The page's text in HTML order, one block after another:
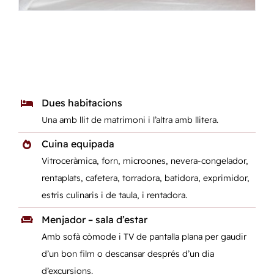
Dues habitacions
Una amb llit de matrimoni i l’altra amb llitera.
Cuina equipada
Vitroceràmica, forn, microones, nevera-congelador,
rentaplats, cafetera, torradora, batidora, exprimidor,
estris culinaris i de taula, i rentadora.
Menjador – sala d’estar
Amb sofà còmode i TV de pantalla plana per gaudir
d’un bon film o descansar després d’un dia
d’excursions.